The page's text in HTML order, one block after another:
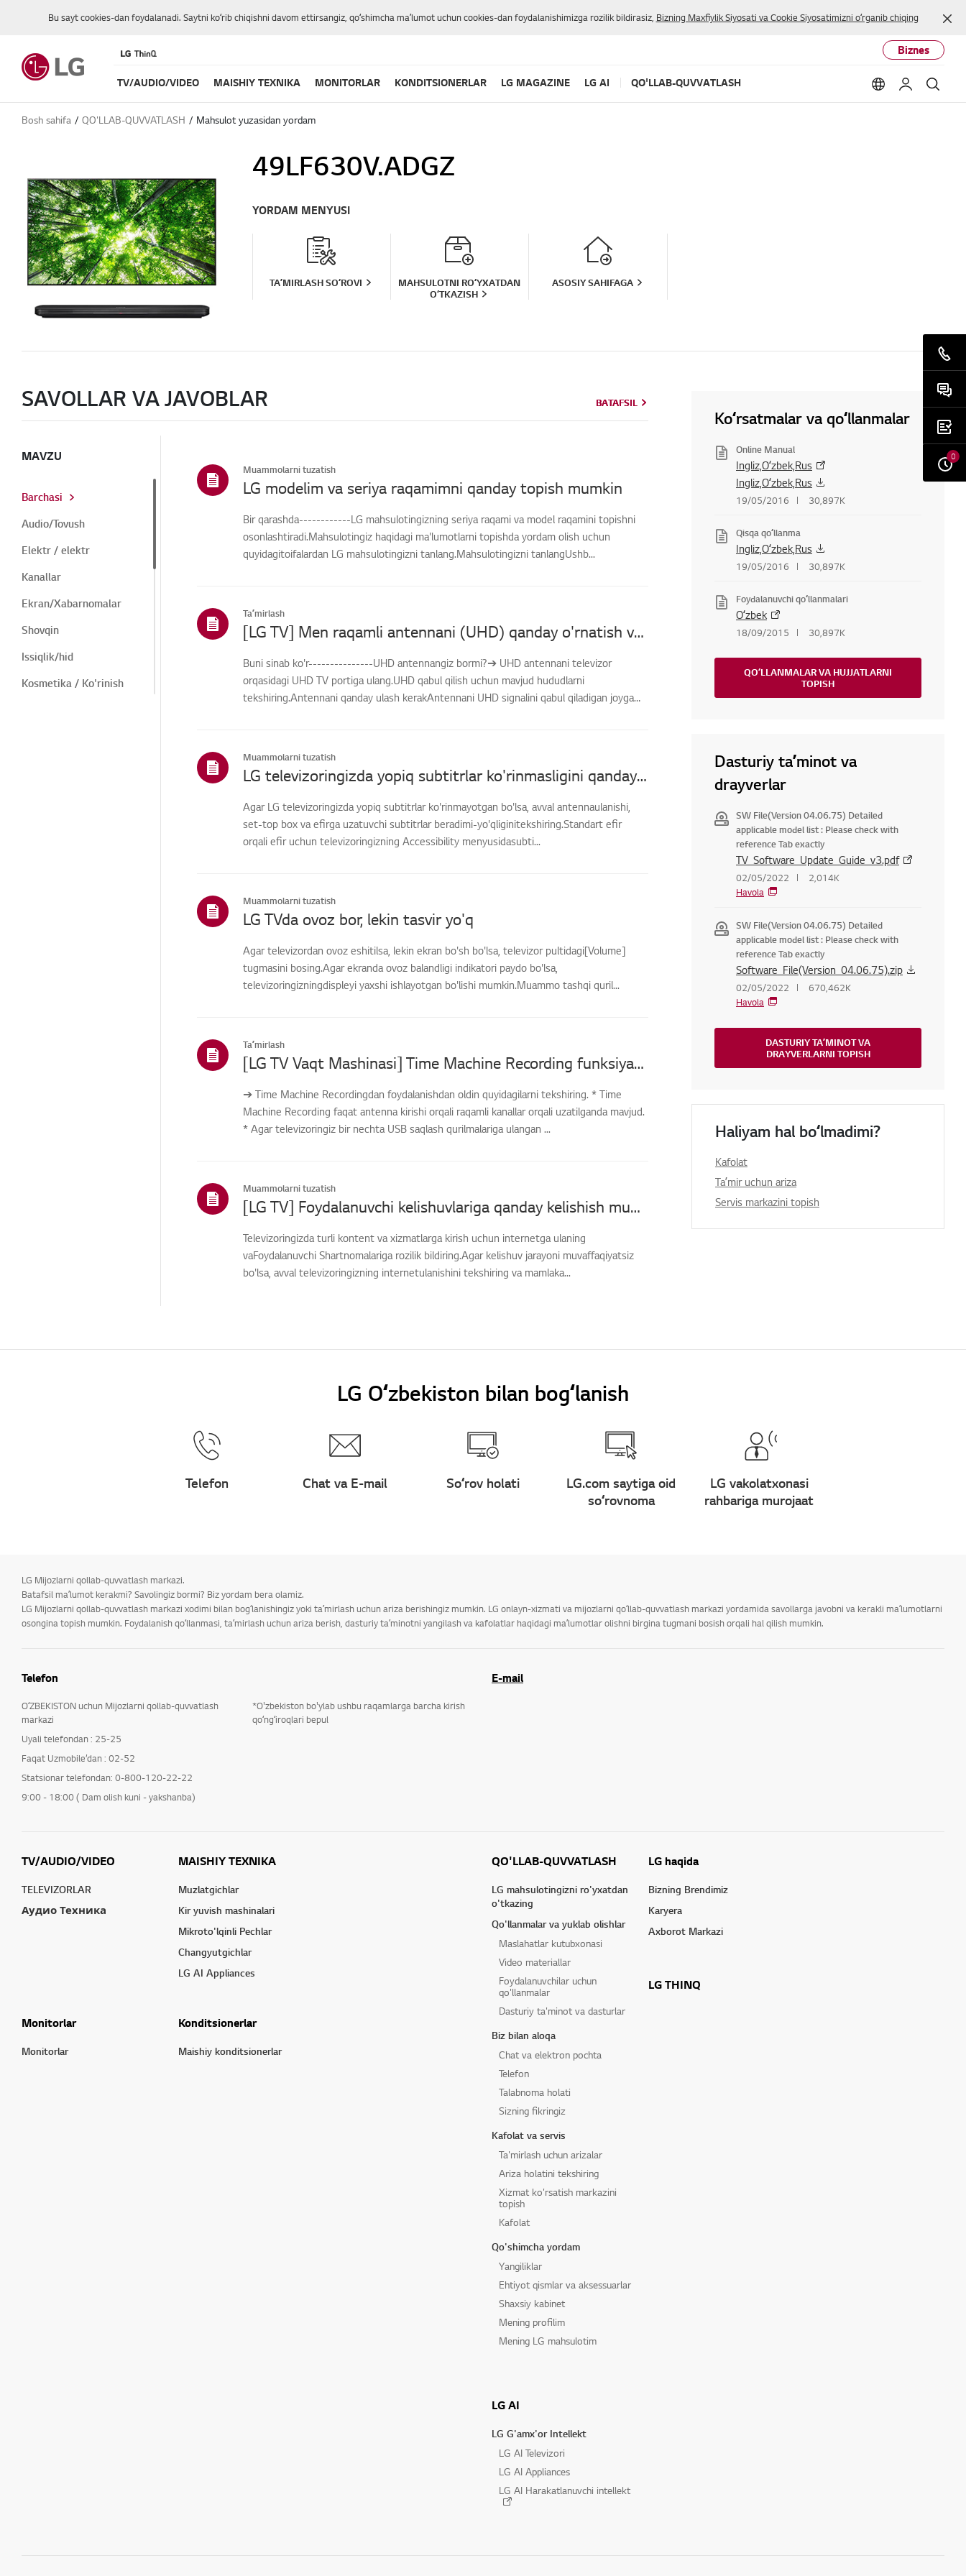
Bu sayt cookies-dan foydalanadi. Saytni koʻrib chiqishni davom ettirsangiz, qoʻshimcha maʼlumot uchun cookies-dan foydalanishimizga rozilik bildirasiz, Bizning Maxfiylik Siyosati va Cookie Siyosatimizni oʻrganib chiqing
Biznes
TV/AUDIO/VIDEO MAISHIY TEXNIKA MONITORLAR KONDITSIONERLAR LG MAGAZINE LG AI QO'LLAB-QUVVATLASH LanguageMening LG
Bosh sahifa QO'LLAB-QUVVATLASH Mahsulot yuzasidan yordam
49LF630V.ADGZ
YORDAM MENYUSI
TAʼMIRLASH SOʻROVI
MAHSULOTNI ROʻYXATDAN
OʻTKAZISH
ASOSIY SAHIFAGA
SAVOLLAR VA JAVOBLAR BATAFSIL
MAVZU
Barchasi
Audio/Tovush
Elektr / elektr
Kanallar
Ekran/Xabarnomalar
Shovqin
Issiqlik/hid
Kosmetika / Ko'rinish
Muammolarni tuzatish
LG modelim va seriya raqamimni qanday topish mumkin
Bir qarashda------------LG mahsulotingizning seriya raqami va model raqamini topishni
osonlashtiradi.Mahsulotingiz haqidagi ma'lumotlarni topishda yordam olish uchun
quyidagitoifalardan LG mahsulotingizni tanlang.Mahsulotingizni tanlangUshb...
Taʼmirlash
[LG TV] Men raqamli antennani (UHD) qanday o'rnatish va ulashni hamda televizorni tomosha qilishni bilmoqchiman
Buni sinab ko'r---------------UHD antennangiz bormi?➔ UHD antennani televizor
orqasidagi UHD TV portiga ulang.UHD qabul qilish uchun mavjud hududlarni
tekshiring.Antennani qanday ulash kerakAntennani UHD signalini qabul qiladigan joyga
Muammolarni tuzatish
LG televizoringizda yopiq subtitrlar ko'rinmasligini qanday tuzatish mumkin
Agar LG televizoringizda yopiq subtitrlar ko'rinmayotgan bo'lsa, avval antennaulanishi,
set-top box va efirga uzatuvchi subtitrlar beradimi-yo'qliginitekshiring.Standart efir
orqali efir uchun televizoringizning Accessibility menyusidasubti...
Muammolarni tuzatish
LG TVda ovoz bor, lekin tasvir yo'q
Agar televizordan ovoz eshitilsa, lekin ekran bo'sh bo'lsa, televizor pultidagi[Volume]
tugmasini bosing.Agar ekranda ovoz balandligi indikatori paydo bo'lsa,
televizoringizningdispleyi yaxshi ishlayotgan bo'lishi mumkin.Muammo tashqi quril...
Taʼmirlash
[LG TV Vaqt Mashinasi] Time Machine Recording funksiyasidan qanday foydalanishim mumkin?
➔ Time Machine Recordingdan foydalanishdan oldin quyidagilarni tekshiring. * Time
Machine Recording faqat antenna kirishi orqali raqamli kanallar orqali uzatilganda mavjud.
* Agar televizoringiz bir nechta USB saqlash qurilmalariga ulangan ...
Muammolarni tuzatish
[LG TV] Foydalanuvchi kelishuvlariga qanday kelishish mumkin
Televizoringizda turli kontent va xizmatlarga kirish uchun internetga ulaning
vaFoydalanuvchi Shartnomalariga rozilik bildiring.Agar kelishuv jarayoni muvaffaqiyatsiz
bo'lsa, avval televizoringizning internetulanishini tekshiring va mamlaka...
BATAFSIL
Koʻrsatmalar va qoʻllanmalar
Online Manual
Ingliz,Oʻzbek,Rus
Ingliz,Oʻzbek,Rus
19/05/2016 30,897K
Qisqa qoʻllanma
Ingliz,Oʻzbek,Rus
19/05/2016 30,897K
Foydalanuvchi qoʻllanmalari
Oʻzbek
18/09/2015 30,897K
QOʻLLANMALAR VA HUJJATLARNI
TOPISH
Dasturiy taʼminot va
drayverlar
SW File(Version 04.06.75) Detailed
applicable model list : Please check with
reference Tab exactly
TV_Software_Update_Guide_v3.pdf
02/05/2022
2,014K
Havola
SW File(Version 04.06.75) Detailed
applicable model list : Please check with
reference Tab exactly
Software_File(Version_04.06.75).zip
02/05/2022
670,462K
Havola
DASTURIY TAʼMINOT VA
DRAYVERLARNI TOPISH
Haliyam hal boʻlmadimi?
Kafolat
Taʼmir uchun ariza
Servis markazini topish
LG Oʻzbekiston bilan bogʻlanish
Telefon Chat va E-mail Soʻrov holati
LG.com saytiga oid
soʻrovnoma
LG vakolatxonasi
rahbariga murojaat
0
LG Mijozlarni qollab-quvvatlash markazi.
Batafsil maʼlumot kerakmi? Savolingiz bormi? Biz yordam bera olamiz.
LG Mijozlarni qollab-quvvatlash markazi xodimi bilan bogʻlanishingiz yoki taʼmirlash uchun ariza berishingiz mumkin. LG onlayn-xizmati va mijozlarni qoʻllab-quvvatlash markazi yordamida savollarga javobni va kerakli maʼlumotlarni
osongina topish mumkin. Foydalanish qoʻllanmasi, taʼmirlash uchun ariza berish, dasturiy taʼminotni yangilash va kafolatlar haqidagi maʼlumotlar olishni birgina tugmani bosish orqali hal qilish mumkin.
Telefon
OʻZBEKISTON uchun Mijozlarni qollab-quvvatlash
markazi
Uyali telefondan : 25-25
Faqat Uzmobile’dan : 02-52
Statsionar telefondan: 0-800-120-22-22
9:00 - 18:00 ( Dam olish kuni - yakshanba)
*O'zbekiston bo'ylab ushbu raqamlarga barcha kirish
qoʻngʻiroqlari bepul
E-mail
TV/AUDIO/VIDEO
TELEVIZORLAR
Аудио Техника
MAISHIY TEXNIKA
Muzlatgichlar
Kir yuvish mashinalari
Mikroto'lqinli Pechlar
Changyutgichlar
LG AI Appliances
Monitorlar
Monitorlar
Konditsionerlar
Maishiy konditsionerlar
QO'LLAB-QUVVATLASH
LG mahsulotingizni ro'yxatdan
o'tkazing
Qo'llanmalar va yuklab olishlar
Maslahatlar kutubxonasi
Video materiallar
Foydalanuvchilar uchun
qo'llanmalar
Dasturiy ta'minot va dasturlar
Biz bilan aloqa
Chat va elektron pochta
Telefon
Talabnoma holati
Sizning fikringiz
Kafolat va servis
Ta'mirlash uchun arizalar
Ariza holatini tekshiring
Xizmat ko'rsatish markazini
topish
Kafolat
Qo'shimcha yordam
Yangiliklar
Ehtiyot qismlar va aksessuarlar
Shaxsiy kabinet
Mening profilim
Mening LG mahsulotim
LG AI
LG G'amx'or Intellekt
LG AI Televizori
LG AI Appliances
LG AI Harakatlanuvchi intellekt
LG haqida
Bizning Brendimiz
Karyera
Axborot Markazi
LG THINQ